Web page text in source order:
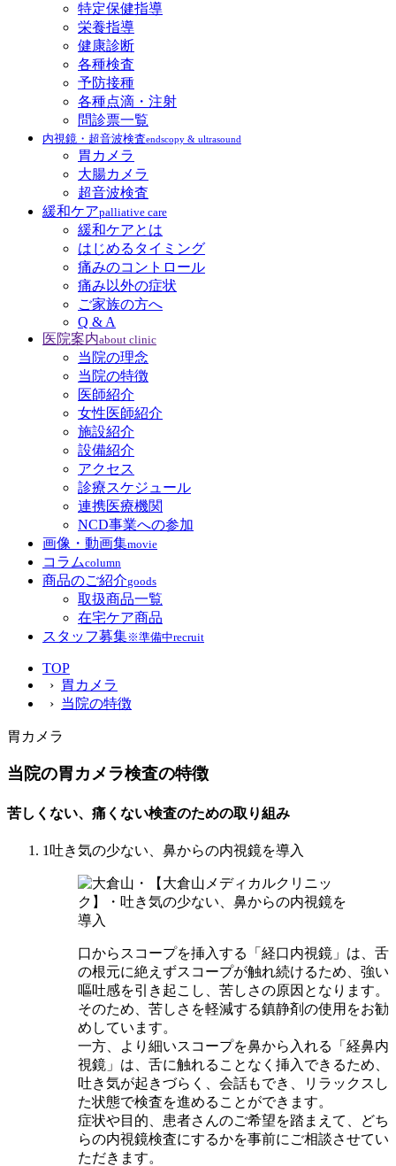
特定保健指導
栄養指導
健康診断
各種検査
予防接種
各種点滴・注射
問診票一覧
内視鏡・超音波検査endscopy & ultrasound
胃カメラ
大腸カメラ
超音波検査
緩和ケアpalliative care
緩和ケアとは
はじめるタイミング
痛みのコントロール
痛み以外の症状
ご家族の方へ
Q & A
医院案内about clinic
当院の理念
当院の特徴
医師紹介
女性医師紹介
施設紹介
設備紹介
アクセス
診療スケジュール
連携医療機関
NCD事業への参加
画像・動画集movie
コラムcolumn
商品のご紹介goods
取扱商品一覧
在宅ケア商品
スタッフ募集※準備中recruit
TOP
› 胃カメラ
› 当院の特徴
胃カメラ
当院の胃カメラ検査の特徴
苦しくない、痛くない検査のための取り組み
1 吐き気の少ない、鼻からの内視鏡を導入
口からスコープを挿入する「 経口内視鏡 」は、舌
の根元に絶えずスコープが触れ続けるため、強い
嘔吐感を引き起こし、苦しさの原因となります。
そのため、苦しさを軽減する鎮静剤の使用をお勧
めしています。
一方、より細いスコープを鼻から入れる「 経鼻内
視鏡 」は、舌に触れることなく挿入できるため、
吐き気が起きづらく、会話もでき、リラックスし
た状態で検査を進めることができます。
症状や目的、患者さんのご希望を踏まえて、どち
らの内視鏡検査にするかを事前にご相談させてい
ただきます。